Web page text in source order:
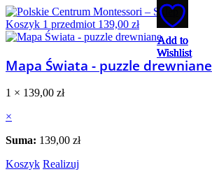
Koszyk 1 przedmiot 139,00 zł
Mapa Świata - puzzle drewniane
1 × 139,00 zł
×
Suma: 139,00 zł
Koszyk Realizuj
Add to
Wishlist
Add to
Wishlist
Add to
Wishlist
Add to
Wishlist
Add to
Wishlist